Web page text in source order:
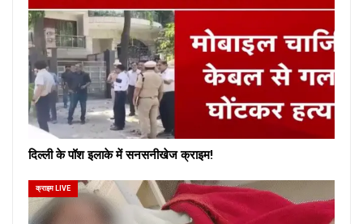
दिल्ली के पॉश इलाके में सनसनीखेज क्राइम!
क्राइम LIVE